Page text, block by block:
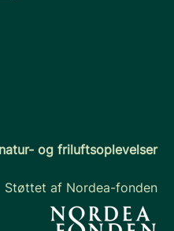
og friluftsoplevelser
Støttet af Nordea-fonden